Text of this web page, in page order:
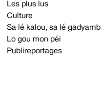
Les plus lus
Culture
Sa lé kalou, sa lé gadyamb
Lo gou mon péi
Publireportages